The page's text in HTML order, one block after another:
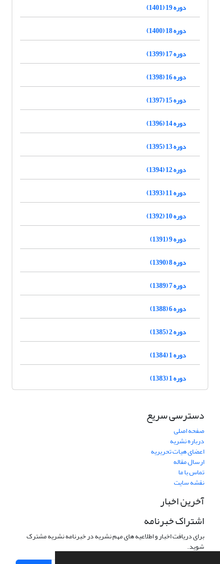
دوره 19 (1401)
دوره 18 (1400)
دوره 17 (1399)
دوره 16 (1398)
دوره 15 (1397)
دوره 14 (1396)
دوره 13 (1395)
دوره 12 (1394)
دوره 11 (1393)
دوره 10 (1392)
دوره 9 (1391)
دوره 8 (1390)
دوره 7 (1389)
دوره 6 (1388)
دوره 2 (1385)
دوره 1 (1384)
دوره 1 (1383)
دسترسی سریع
صفحه اصلی
درباره نشریه
اعضای هیات تحریریه
ارسال مقاله
تماس با ما
نقشه سایت
آخرین اخبار
اشتراک خبرنامه
برای دریافت اخبار و اطلاعیه های مهم نشریه در خبرنامه نشریه مشترک
شوید.